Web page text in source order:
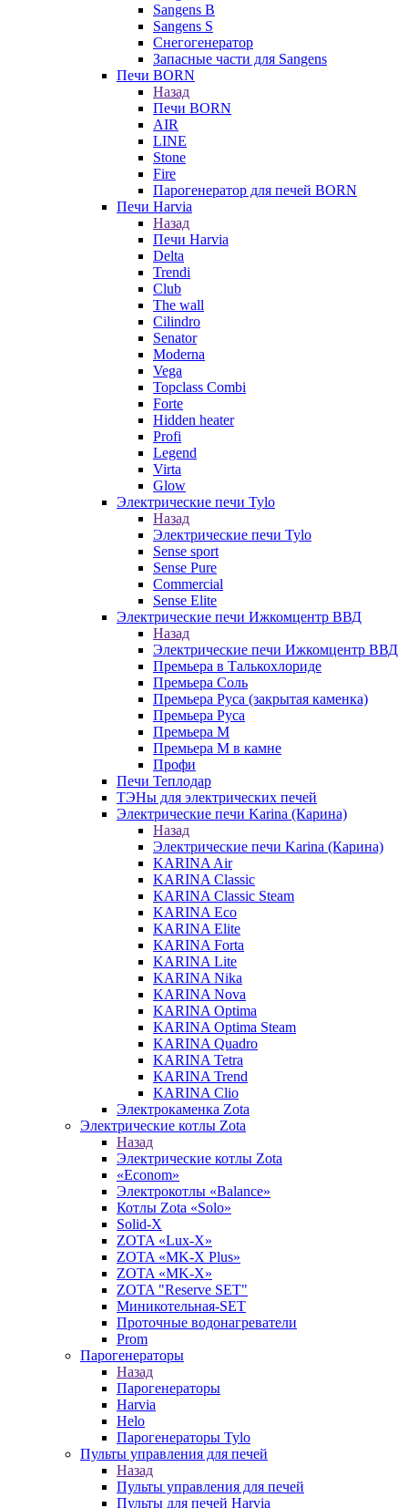
Sangens B
Sangens S
Снегогенератор
Запасные части для Sangens
Печи BORN
Назад
Печи BORN
AIR
LINE
Stone
Fire
Парогенератор для печей BORN
Печи Harvia
Назад
Печи Harvia
Delta
Trendi
Club
The wall
Cilindro
Senator
Moderna
Vega
Topclass Combi
Forte
Hidden heater
Profi
Legend
Virta
Glow
Электрические печи Tylo
Назад
Электрические печи Tylo
Sense sport
Sense Pure
Commercial
Sense Elite
Электрические печи Ижкомцентр ВВД
Назад
Электрические печи Ижкомцентр ВВД
Премьера в Талькохлориде
Премьера Cоль
Премьера Руса (закрытая каменка)
Премьера Руса
Премьера М
Премьера М в камне
Профи
Печи Теплодар
ТЭНы для электрических печей
Электрические печи Karina (Карина)
Назад
Электрические печи Karina (Карина)
KARINA Air
KARINA Classic
KARINA Classic Steam
KARINA Eco
KARINA Elite
KARINA Forta
KARINA Lite
KARINA Nika
KARINA Nova
KARINA Optima
KARINA Optima Steam
KARINA Quadro
KARINA Tetra
KARINA Trend
KARINA Clio
Электрокаменка Zota
Электрические котлы Zota
Назад
Электрические котлы Zota
«Econom»
Электрокотлы «Balance»
Котлы Zota «Solo»
Solid-X
ZOTA «Lux-X»
ZOTA «MK-X Plus»
ZOTA «MK-X»
ZOTA "Reserve SET"
Миникотельная-SET
Проточные водонагреватели
Prom
Парогенераторы
Назад
Парогенераторы
Harvia
Helo
Парогенераторы Tylo
Пульты управления для печей
Назад
Пульты управления для печей
Пульты для печей Harvia